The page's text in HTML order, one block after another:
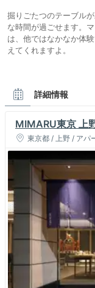
掘りごたつのテーブル
な時間が過ごせます。
は、他ではなかなか体
えてくれますよ。
詳細情報
MIMARU東京 上
東京都 / 上野 / アパ